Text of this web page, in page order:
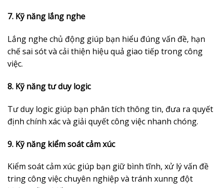
7. Kỹ năng lắng nghe
Lắng nghe chủ động giúp bạn hiểu đúng vấn đề, hạn
chế sai sót và cải thiện hiệu quả giao tiếp trong công
việc.
8. Kỹ năng tư duy logic
Tư duy logic giúp bạn phân tích thông tin, đưa ra quyết
định chính xác và giải quyết công việc nhanh chóng.
9. Kỹ năng kiểm soát cảm xúc
Kiểm soát cảm xúc giúp bạn giữ bình tĩnh, xử lý vấn đề
tring công việc chuyên nghiệp và tránh xunng đột